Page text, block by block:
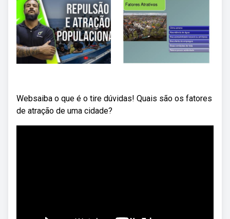
Websaiba o que é o tire dúvidas! Quais são os fatores
de atração de uma cidade?